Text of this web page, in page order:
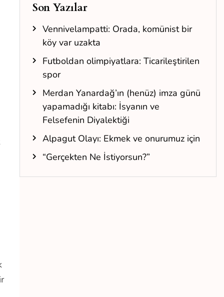
Son Yazılar
Vennivelampatti: Orada, komünist bir
köy var uzakta
Futboldan olimpiyatlara: Ticarileştirilen
spor
Merdan Yanardağ’ın (henüz) imza günü
yapamadığı kitabı: İsyanın ve
Felsefenin Diyalektiği
Alpagut Olayı: Ekmek ve onurumuz için
“Gerçekten Ne İstiyorsun?”